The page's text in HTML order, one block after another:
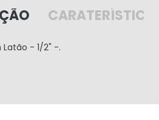
- 1/2" -.